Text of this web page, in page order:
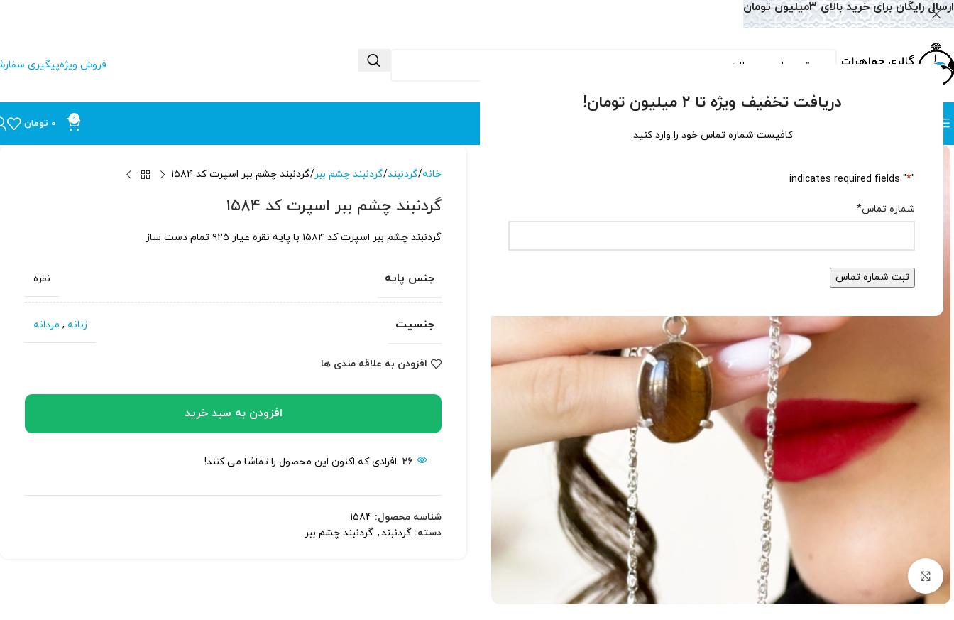
دریافت تخفیف ویژه تا 2 میلیون تومان!
کافیست شماره تماس خود را وارد کنید.
"
*
" indicates required fields
شماره تماس*
فروش ویژهپیگیری
0
0 تومان
خانه گردنبند گردنبند چشم ببر گردنبند چشم ببر اسپرت کد ۱۵۸۴
گردنبند چشم ببر اسپرت کد ۱۵۸۴
گردنبند چشم ببر اسپرت کد ۱۵۸۴ با پایه نقره عیار ۹۲۵ تمام دست ساز
جنس پایه نقره
جنسیت زنانه , مردانه
افزودن به علاقه مندی ها
افزودن به سبد خرید
26 افرادی که اکنون این محصول را تماشا می کنند!
شناسه محصول: 1584
دسته: گردنبند, گردنبند چشم ببر
ارسال رایگان برای خرید بالای 3میلیون تومان